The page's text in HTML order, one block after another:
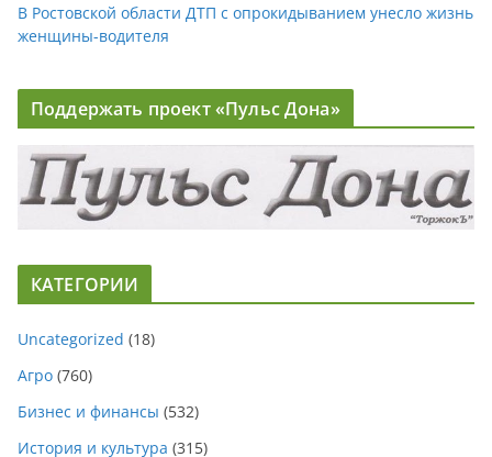
В Ростовской области ДТП с опрокидыванием унесло жизнь
женщины-водителя
Поддержать проект «Пульс Дона»
КАТЕГОРИИ
Uncategorized (18)
Агро (760)
Бизнес и финансы (532)
История и культура (315)